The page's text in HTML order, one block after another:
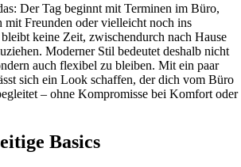
Der Tag beginnt mit Terminen im Büro,
mit Freunden oder vielleicht noch ins
keine Zeit, zwischendurch nach Hause
Moderner Stil bedeutet deshalb nicht
auch flexibel zu bleiben. Mit ein paar
sich ein Look schaffen, der dich vom Büro
– ohne Kompromisse bei Komfort oder
Basics